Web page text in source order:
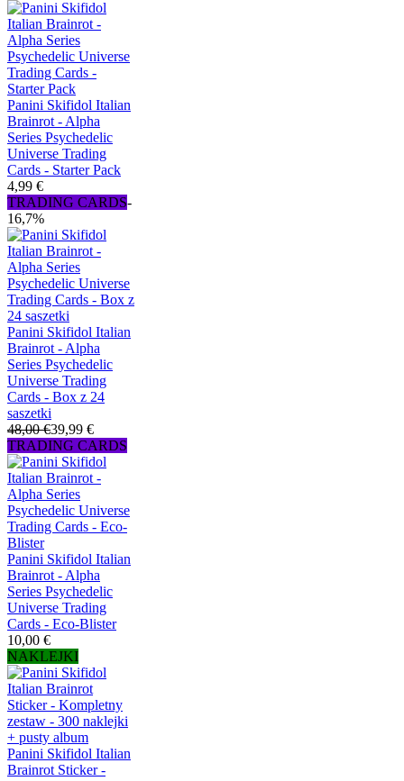
Panini Skifidol Italian
Brainrot - Alpha
Series Psychedelic
Universe Trading
Cards - Starter Pack
4,99 €
TRADING CARDS-
16,7%
Panini Skifidol Italian
Brainrot - Alpha
Series Psychedelic
Universe Trading
Cards - Box z 24
saszetki
48,00 €39,99 €
TRADING CARDS
Panini Skifidol Italian
Brainrot - Alpha
Series Psychedelic
Universe Trading
Cards - Eco-Blister
10,00 €
NAKLEJKI
Panini Skifidol Italian
Brainrot Sticker -